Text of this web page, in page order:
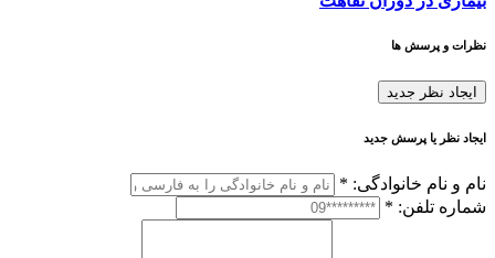
نظرات و پرسش ها
ایجاد نظر جدید
ایجاد نظر یا پرسش جدید
نام و نام خانوادگی: *
شماره تلفن: *